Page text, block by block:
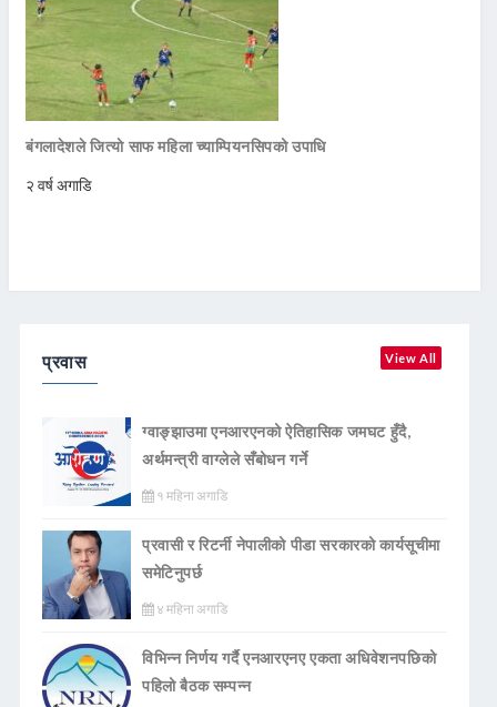
बंगलादेशले जित्याे साफ महिला च्याम्पियनसिपको उपाधि
२ वर्ष अगाडि
प्रवास View All
ग्वाङ्झाउमा एनआरएनको ऐतिहासिक जमघट हुँदै,
अर्थमन्त्री वाग्लेले सँबोधन गर्ने
१ महिना अगाडि
प्रवासी र रिटर्नी नेपालीको पीडा सरकारको कार्यसूचीमा
समेटिनुपर्छ
४ महिना अगाडि
विभिन्न निर्णय गर्दै एनआरएनए एकता अधिवेशनपछिको
पहिलो बैठक सम्पन्न